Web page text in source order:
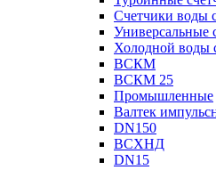
Счетчики воды
Универсальные
Холодной воды
ВСКМ
ВСКМ 25
Промышленные
Валтек
DN150
ВСХНД
DN15